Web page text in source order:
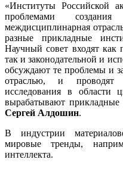
«Институты Российской
проблемами
междисциплинарная
разные прикладные
Научный совет входят как
так и законодательной и
обсуждают те проблемы и
отраслью, и проводят
исследования в области
вырабатывают
Сергей Алдошин.
В индустрии
мировые тренды,
интеллекта.